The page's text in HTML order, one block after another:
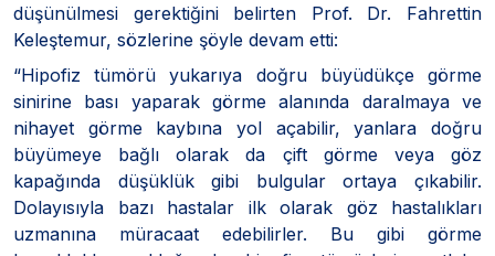
düşünülmesi gerektiğini belirten Prof. Dr. Fahrettin
Keleştemur, sözlerine şöyle devam etti:
“Hipofiz tümörü yukarıya doğru büyüdükçe görme
sinirine bası yaparak görme alanında daralmaya ve
nihayet görme kaybına yol açabilir, yanlara doğru
büyümeye bağlı olarak da çift görme veya göz
kapağında düşüklük gibi bulgular ortaya çıkabilir.
Dolayısıyla bazı hastalar ilk olarak göz hastalıkları
uzmanına müracaat edebilirler. Bu gibi görme